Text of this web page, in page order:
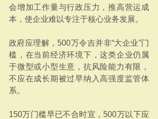
会增加工作量与行政压力，推高营运成
本，使企业难以专注于核心业务发展。
政府应理解，500万令吉并非“大企业”门
槛，在当前经济环境下，这类企业仍属
于微型或小型生意，抗风险能力有限，
不应在成长期被过早纳入高强度监管体
系。
150万门槛早已不合时宜，500万以下应